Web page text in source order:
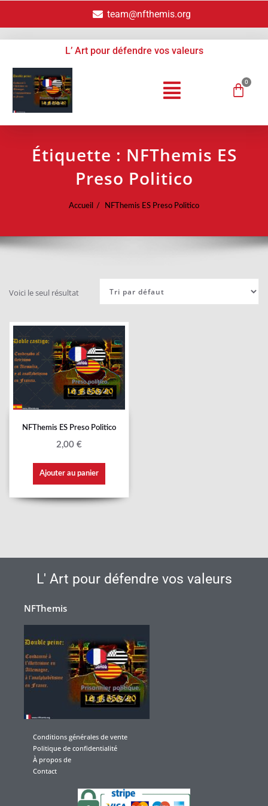
team@nfthemis.org
L’ Art pour défendre vos valeurs
Étiquette : NFThemis ES
Preso Politico
Accueil NFThemis ES Preso Politico
Voici le seul résultat
NFThemis ES Preso Politico
2,00 €
Ajouter au panier
L' Art pour défendre vos valeurs
NFThemis
Conditions générales de vente
Politique de confidentialité
À propos de
Contact